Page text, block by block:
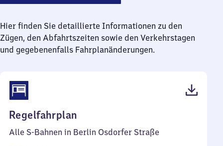
Hier finden Sie detaillierte Informationen zu den
Zügen, den Abfahrtszeiten sowie den Verkehrstagen
und gegebenenfalls Fahrplanänderungen.
Regelfahrplan
66
Alle S-Bahnen in Berlin Osdorfer Straße